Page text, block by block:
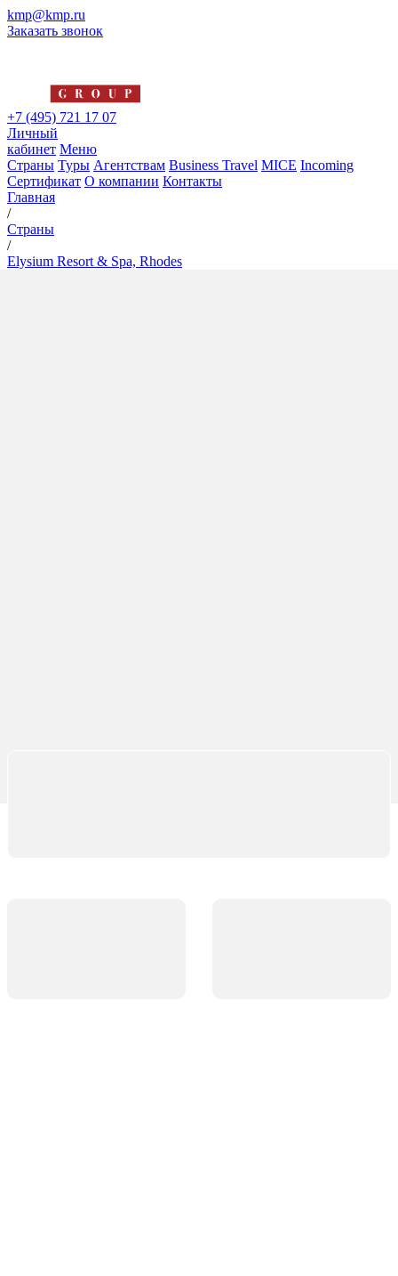
kmp@kmp.ru
Заказать звонок
+7 (495) 721 17 07
Личный
кабинет Меню
Страны Туры Агентствам Business Travel MICE Incoming
Сертификат О компании Контакты
Главная
/
Страны
/
Elysium Resort & Spa, Rhodes